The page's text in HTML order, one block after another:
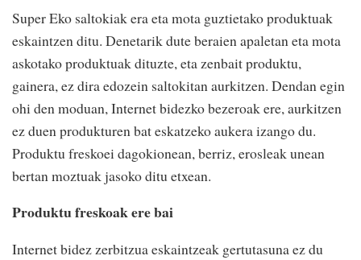
Super Eko saltokiak era eta mota guztietako produktuak
eskaintzen ditu. Denetarik dute beraien apaletan eta mota
askotako produktuak dituzte, eta zenbait produktu,
gainera, ez dira edozein saltokitan aurkitzen. Dendan egin
ohi den moduan, Internet bidezko bezeroak ere, aurkitzen
ez duen produkturen bat eskatzeko aukera izango du.
Produktu freskoei dagokionean, berriz, erosleak unean
bertan moztuak jasoko ditu etxean.
Produktu freskoak ere bai
Internet bidez zerbitzua eskaintzeak gertutasuna ez du